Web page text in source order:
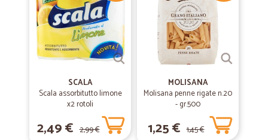
SCALA
Scala assorbitutto limone
x2 rotoli
2,49 € 2,99 €
MOLISANA
Molisana penne rigate n.20
- gr.500
1,25 € 1,45 €